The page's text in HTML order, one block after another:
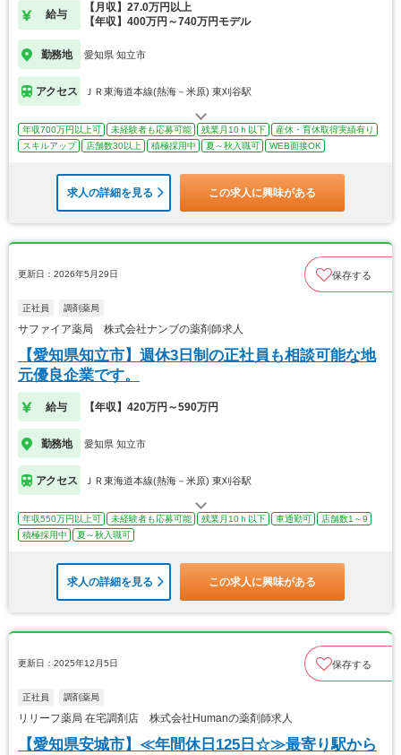
給与
【月収】27.0万円以上
【年収】400万円～740万円モデル
勤務地 愛知県 知立市
アクセス ＪＲ東海道本線(熱海－米原) 東刈谷駅
年収700万円以上可 未経験者も応募可能 残業月10ｈ以下
産休・育休取得実績有り
スキルアップ
店舗数30以上 積極採用中 夏～秋入職可 WEB面接OK
求人の詳細を見る この求人に興味がある
更新日：2026年5月29日 保存する
正社員 調剤薬局
サファイア薬局 株式会社ナンブの薬剤師求人
【愛知県知立市】週休3日制の正社員も相談可能な地
元優良企業です。
給与 【年収】420万円～590万円
勤務地 愛知県 知立市
アクセス ＪＲ東海道本線(熱海－米原) 東刈谷駅
年収550万円以上可 未経験者も応募可能 残業月10ｈ以下 車通勤可
店舗数1～9
積極採用中
夏～秋入職可
求人の詳細を見る この求人に興味がある
更新日：2025年12月5日 保存する
正社員 調剤薬局
リリーフ薬局 在宅調剤店 株式会社Humanの薬剤師求人
【愛知県安城市】≪年間休日125日☆≫最寄り駅から